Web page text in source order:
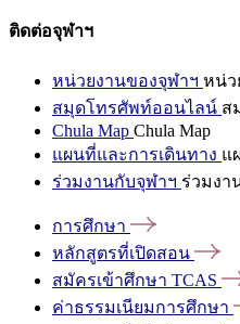
ติดต่อจุฬาฯ
หน่วยงานของจุฬาฯ หน่ว
สมุดโทรศัพท์ออนไลน์ ส
Chula Map Chula Map
แผนที่และการเดินทาง แ
ร่วมงานกับจุฬาฯ ร่วมงา
การศึกษา
หลักสูตรที่เปิดสอน
สมัครเข้าศึกษา TCAS
ค่าธรรมเนียมการศึกษา